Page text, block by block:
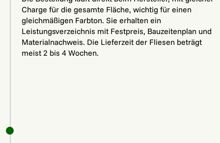
Charge für die gesamte Fläche, wichtig für einen
gleichmäßigen Farbton. Sie erhalten ein
Leistungsverzeichnis mit Festpreis, Bauzeitenplan und
Materialnachweis. Die Lieferzeit der Fliesen beträgt
meist 2 bis 4 Wochen.